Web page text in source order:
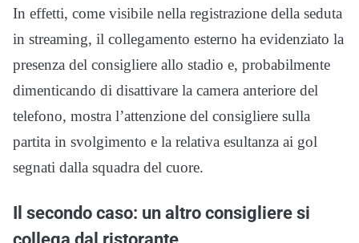
In effetti, come visibile nella registrazione della seduta
in streaming, il collegamento esterno ha evidenziato la
presenza del consigliere allo stadio e, probabilmente
dimenticando di disattivare la camera anteriore del
telefono, mostra l’attenzione del consigliere sulla
partita in svolgimento e la relativa esultanza ai gol
segnati dalla squadra del cuore.
Il secondo caso: un altro consigliere si
collega dal ristorante